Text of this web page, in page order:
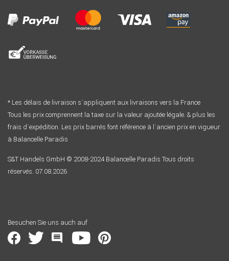
* Les délais de livraison s´appliquent aux livraisons vers la France
Tous les prix comprennent la taxe sur la valeur ajoutée légale. & plus les
frais d´expédition. Les prix barrés font référence à l´ancien prix en vigueur
à Balancelle Paradis
S&T Handels GmbH © 2008-2024 Balancelle Paradis Tous droits
réservés. 07.08.2026
Besuchen Sie uns auch auf